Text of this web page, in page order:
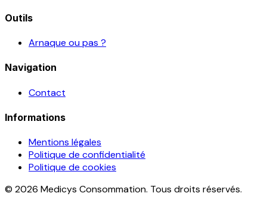
Outils
Arnaque ou pas ?
Navigation
Contact
Informations
Mentions légales
Politique de confidentialité
Politique de cookies
© 2026 Medicys Consommation. Tous droits réservés.